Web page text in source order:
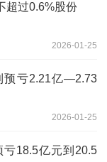
超过0.6%股份
2026-01-25
预亏2.21亿—2.73
2026-01-25
18.5亿元到20.5